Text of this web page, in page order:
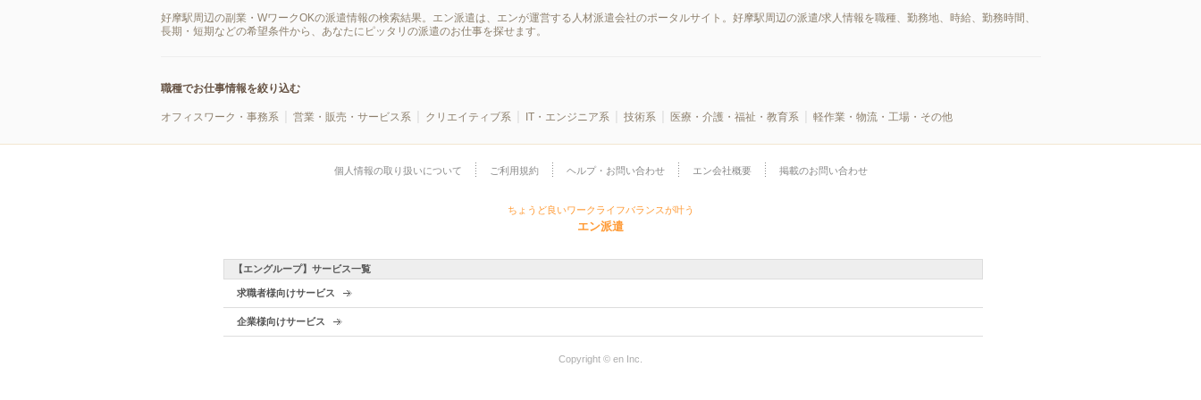
好摩駅周辺の副業・WワークOKの派遣情報の検索結果。エン派遣は、エンが運営する人材派遣会社のポータルサイト。好摩駅周辺の派遣/求人情報を職種、勤務地、時給、勤務時間、
長期・短期などの希望条件から、あなたにピッタリの派遣のお仕事を探せます。
職種でお仕事情報を絞り込む
オフィスワーク・事務系 営業・販売・サービス系 クリエイティブ系 IT・エンジニア系 技術系 医療・介護・福祉・教育系 軽作業・物流・工場・その他
個人情報の取り扱いについて ご利用規約 ヘルプ・お問い合わせ エン会社概要 掲載のお問い合わせ
ちょうど良いワークライフバランスが叶う
エン派遣
【エングループ】サービス一覧
求職者様向けサービス
企業様向けサービス
Copyright © en Inc.